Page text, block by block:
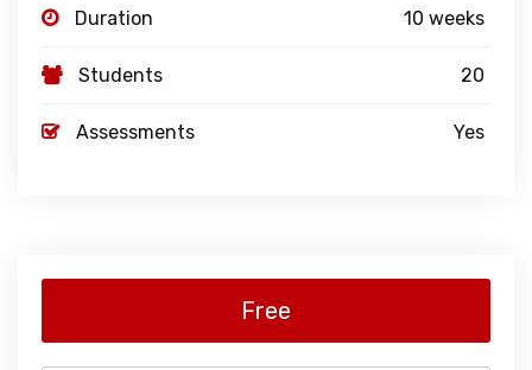
Duration 10 weeks
Students 20
Assessments Yes
Free